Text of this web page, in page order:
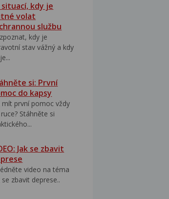
situací, kdy je
volat
službu
kdy je
stav vážný a kdy
si: První
do kapsy
mít první pomoc vždy
Stáhněte si
Jak se zbavit
video na téma
se zbavit deprese..